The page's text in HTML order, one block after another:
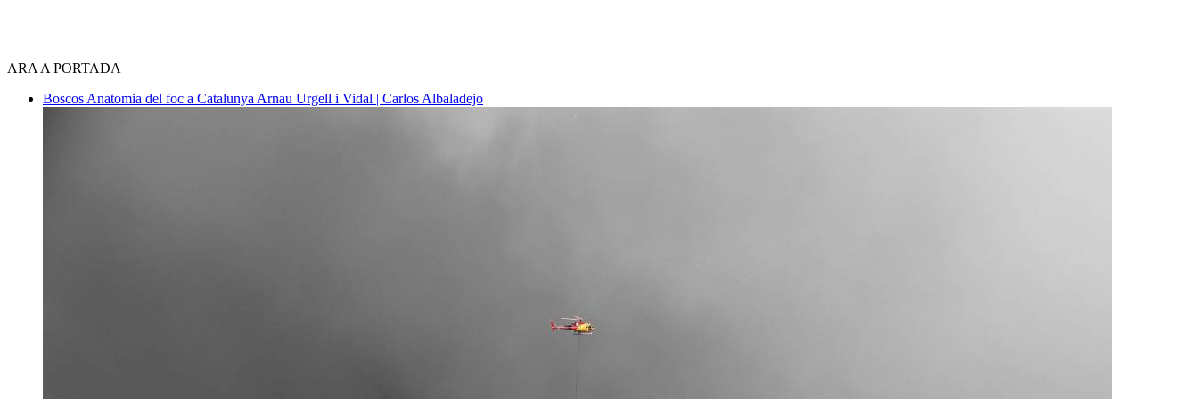
ARA A PORTADA
Boscos Anatomia del foc a Catalunya Arnau Urgell i Vidal | Carlos Albaladejo